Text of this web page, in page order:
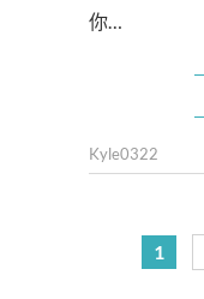
你…
Kyle0322
1